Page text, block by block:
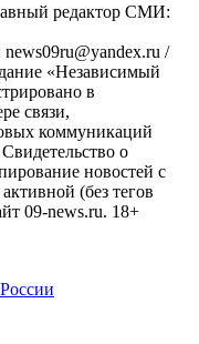
редактор СМИ:
/
«Независимый
в
связи,
коммуникаций
о
новостей с
(без тегов
09-news.ru. 18+